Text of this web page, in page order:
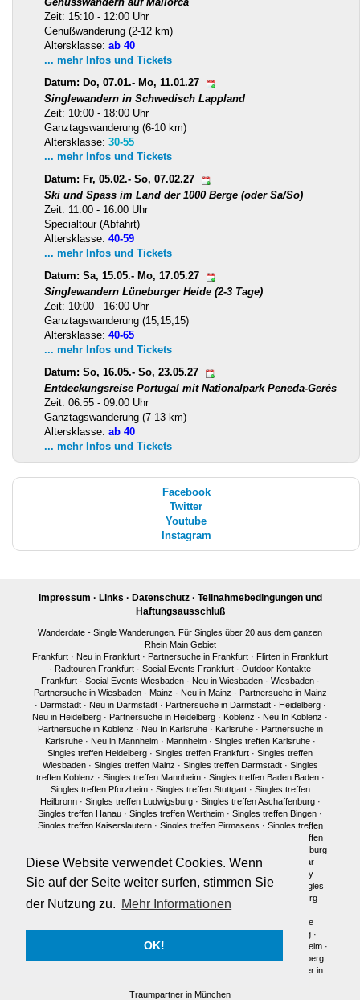
Diese Website verwendet Cookies. Wenn
Sie auf der Seite weiter surfen, stimmen Sie
der Nutzung zu. Mehr Informationen
OK!
Zeit: 15:10 - 12:00 Uhr
Genußwanderung (2-12 km)
Altersklasse: ab 40
... mehr Infos und Tickets
Datum: Do, 07.01.- Mo, 11.01.27
Singlewandern in Schwedisch Lappland
Zeit: 10:00 - 18:00 Uhr
Ganztagswanderung (6-10 km)
Altersklasse: 30-55
... mehr Infos und Tickets
Datum: Fr, 05.02.- So, 07.02.27
Ski und Spass im Land der 1000 Berge (oder Sa/So)
Zeit: 11:00 - 16:00 Uhr
Specialtour (Abfahrt)
Altersklasse: 40-59
... mehr Infos und Tickets
Datum: Sa, 15.05.- Mo, 17.05.27
Singlewandern Lüneburger Heide (2-3 Tage)
Zeit: 10:00 - 16:00 Uhr
Ganztagswanderung (15,15,15)
Altersklasse: 40-65
... mehr Infos und Tickets
Datum: So, 16.05.- So, 23.05.27
Entdeckungsreise Portugal mit Nationalpark Peneda-Gerês
Zeit: 06:55 - 09:00 Uhr
Ganztagswanderung (7-13 km)
Altersklasse: ab 40
... mehr Infos und Tickets
Facebook
Twitter
Youtube
Instagram
Impressum · Links · Datenschutz· Teilnahmebedingungen und
Haftungsausschluß
Wanderdate - Single Wanderungen. Für Singles über 20 aus dem ganzen
Rhein Main Gebiet
Frankfurt · Neu in Frankfurt · Partnersuche in Frankfurt · Flirten in Frankfurt
· Radtouren Frankfurt · Social Events Frankfurt · Outdoor Kontakte
Frankfurt· Social Events Wiesbaden· Neu in Wiesbaden· Wiesbaden·
Partnersuche in Wiesbaden· Mainz · Neu in Mainz · Partnersuche in Mainz
· Darmstadt· Neu in Darmstadt· Partnersuche in Darmstadt· Heidelberg·
Neu in Heidelberg · Partnersuche in Heidelberg · Koblenz · Neu In Koblenz ·
Partnersuche in Koblenz · Neu In Karlsruhe· Karlsruhe· Partnersuche in
Karlsruhe· Neu in Mannheim· Mannheim· Singles treffen Karlsruhe·
Singles treffen Heidelberg · Singles treffen Frankfurt · Singles treffen
Wiesbaden· Singles treffen Mainz · Singles treffen Darmstadt· Singles
treffen Koblenz · Singles treffen Mannheim· Singles treffen Baden Baden·
Singles treffen Pforzheim· Singles treffen Stuttgart· Singles treffen
Heilbronn· Singles treffen Ludwigsburg· Singles treffen Aschaffenburg·
Singles treffen Hanau · Singles treffen Wertheim · Singles treffen Bingen ·
Singles treffen Kaiserslautern· Singles treffen Pirmasens · Singles treffen
Singles treffen
Singles treffen Marburg
·Singles treffen Würzburg·Singles treffen Fulda·Singles treffen Idar-
Single Party
München·Single Treffen Pfalz·Singles München ·Neu in Berlin
Singles
treffen Berlin
Single Party Berlin Singles Berlin
Singles Regensburg
Single Männer Frankfurt·Single Frauen Frankfurt
Single Männer
Single
Single Frauen Heidelberg ·
Single Männer·Singles in Karlsruhe Singles in Mannheim ·
Single Männer Heidelberg
Traumpartner in
·
Traumpartner in München